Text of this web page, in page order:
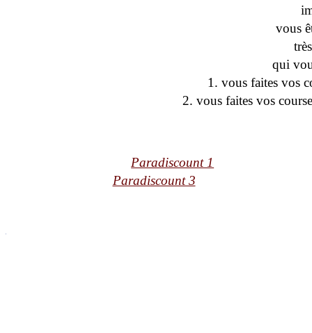
vous
qui
1. vous faites vos
2. vous faites vos
Paradiscount 1
Paradiscount 3